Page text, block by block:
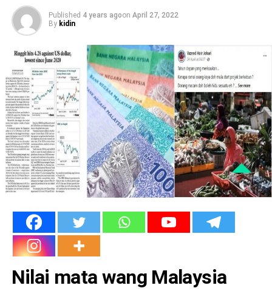
Published 4 years agoon April 27, 2022
By kidin
Nilai mata wang Malaysia